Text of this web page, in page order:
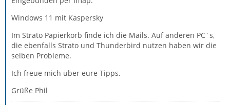
Windows 11 mit Kaspersky
Im Strato Papierkorb finde ich die Mails. Auf anderen PC´s,
die ebenfalls Strato und Thunderbird nutzen haben wir die
selben Probleme.
Ich freue mich über eure Tipps.
Grüße Phil